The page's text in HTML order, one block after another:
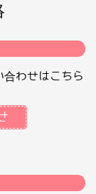
わせはこちら